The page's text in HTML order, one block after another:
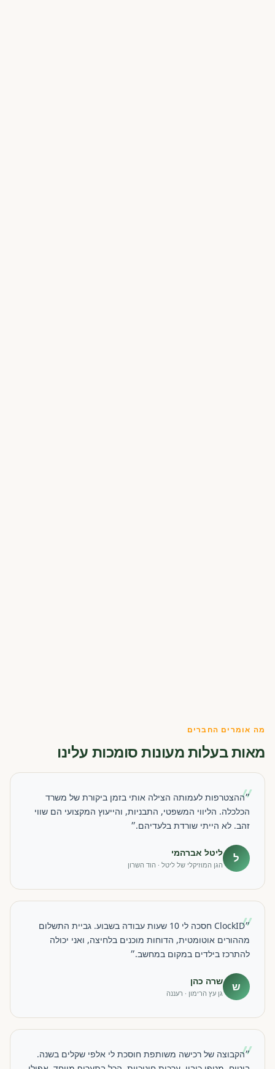
מה אומרים החברים
מאות בעלות מעונות סומכות עלינו
״
״ההצטרפות לעמותה הצילה אותי בזמן ביקורת של משרד
הכלכלה. הליווי המשפטי, התבניות, והייעוץ המקצועי הם שווי
זהב. לא הייתי שורדת בלעדיהם.״
ל ליטל אברהמי
הגן המוזיקלי של ליטל · הוד השרון
״
״ClockID חסכה לי 10 שעות עבודה בשבוע. גביית התשלום
מההורים אוטומטית, הדוחות מוכנים בלחיצה, ואני יכולה
להתרכז בילדים במקום במחשב.״
ש שרה כהן
גן עץ הרימון · רעננה
״
״הקבוצה של רכישה משותפת חוסכת לי אלפי שקלים בשנה.